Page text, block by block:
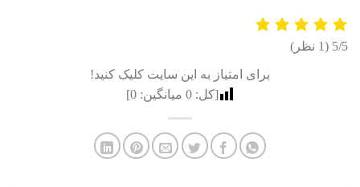
‫5/5 ‫(1 نظر)
برای امتیاز به این سایت کلیک کنید!
[کل:0 میانگین:0
]